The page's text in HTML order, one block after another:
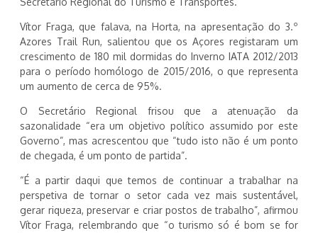
Vítor Fraga, que falava, na Horta, na apresentação do 3.º
Azores Trail Run, salientou que os Açores registaram um
crescimento de 180 mil dormidas do Inverno IATA 2012/2013
para o período homólogo de 2015/2016, o que representa
um aumento de cerca de 95%.
O Secretário Regional frisou que a atenuação da
sazonalidade “era um objetivo político assumido por este
Governo”, mas acrescentou que “tudo isto não é um ponto
de chegada, é um ponto de partida”.
“É a partir daqui que temos de continuar a trabalhar na
perspetiva de tornar o setor cada vez mais sustentável,
gerar riqueza, preservar e criar postos de trabalho”, afirmou
Vítor Fraga, relembrando que “o turismo só é bom se for